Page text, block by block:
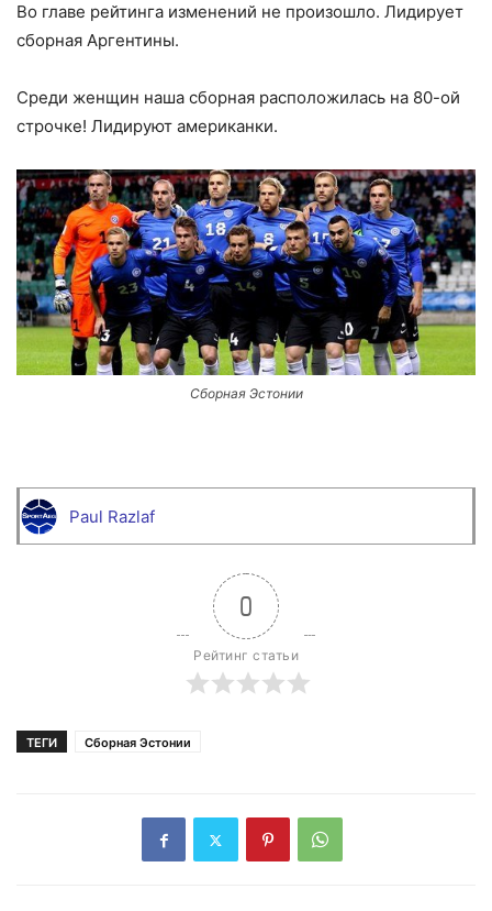
Во главе рейтинга изменений не произошло. Лидирует
сборная Аргентины.
Среди женщин наша сборная расположилась на 80-ой
строчке! Лидируют американки.
Сборная Эстонии
Paul Razlaf
0
Рейтинг статьи
ТЕГИ Сборная Эстонии